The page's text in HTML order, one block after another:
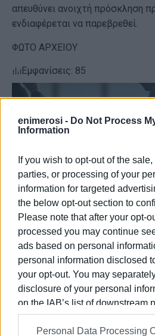
enimerosi - Do Not Process
Information
If you wish to opt-out of the
parties, or processing of your
information for targeted
the below opt-out section to
Please note that after your opt-
processed you may continue
ads based on personal
personal information disclosed
your opt-out. You may
disclosure of your personal
on the IAB’s list of downstream
information may also be
on theIAB’s List of Downstream
Personal Data Processing
απευθύνει ανοιχτή πρόσκληση
ενδιαφέρεται να παρεβρεθεί.
ΦΩΤΟ ΑΡΧΕΙΟΥ
Εμφανίσεις: 85
Ακολουθήστε το enimerosi